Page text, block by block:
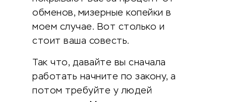
обменов, мизерные копейки в
моем случае. Вот столько и
стоит ваша совесть.
Так что, давайте вы сначала
работать начните по закону, а
потом требуйте у людей